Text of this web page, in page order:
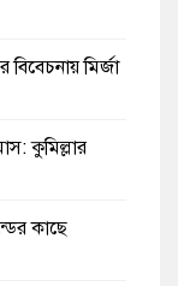
বিবেচনায় মির্জা
কুমিল্লার
কাছে